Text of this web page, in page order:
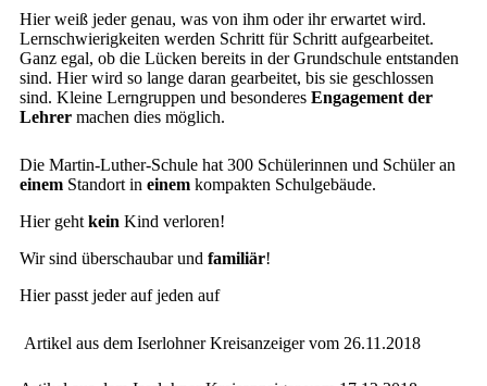
Hier weiß jeder genau, was von ihm oder ihr erwartet wird.
Lernschwierigkeiten werden Schritt für Schritt aufgearbeitet.
Ganz egal, ob die Lücken bereits in der Grundschule entstanden
sind. Hier wird so lange daran gearbeitet, bis sie geschlossen
sind. Kleine Lerngruppen und besonderesEngagement der
Lehrermachen dies möglich.
Die Martin-Luther-Schule hat 300 Schülerinnen und Schüler an
einemStandort in einemkompakten Schulgebäude.
Hier geht kein Kind verloren!
Wir sind überschaubar und familiär!
Hier passt jeder auf jeden auf
Artikel aus dem Iserlohner Kreisanzeiger vom 26.11.2018